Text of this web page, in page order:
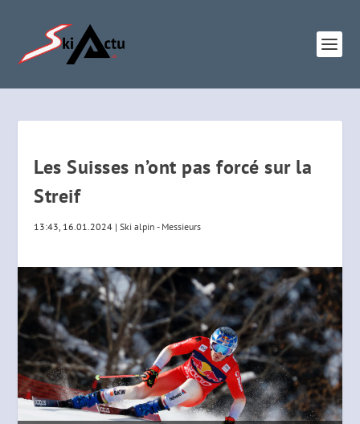
Les Suisses n’ont pas forcé sur la
Streif
13:43, 16.01.2024 |Ski alpin - Messieurs